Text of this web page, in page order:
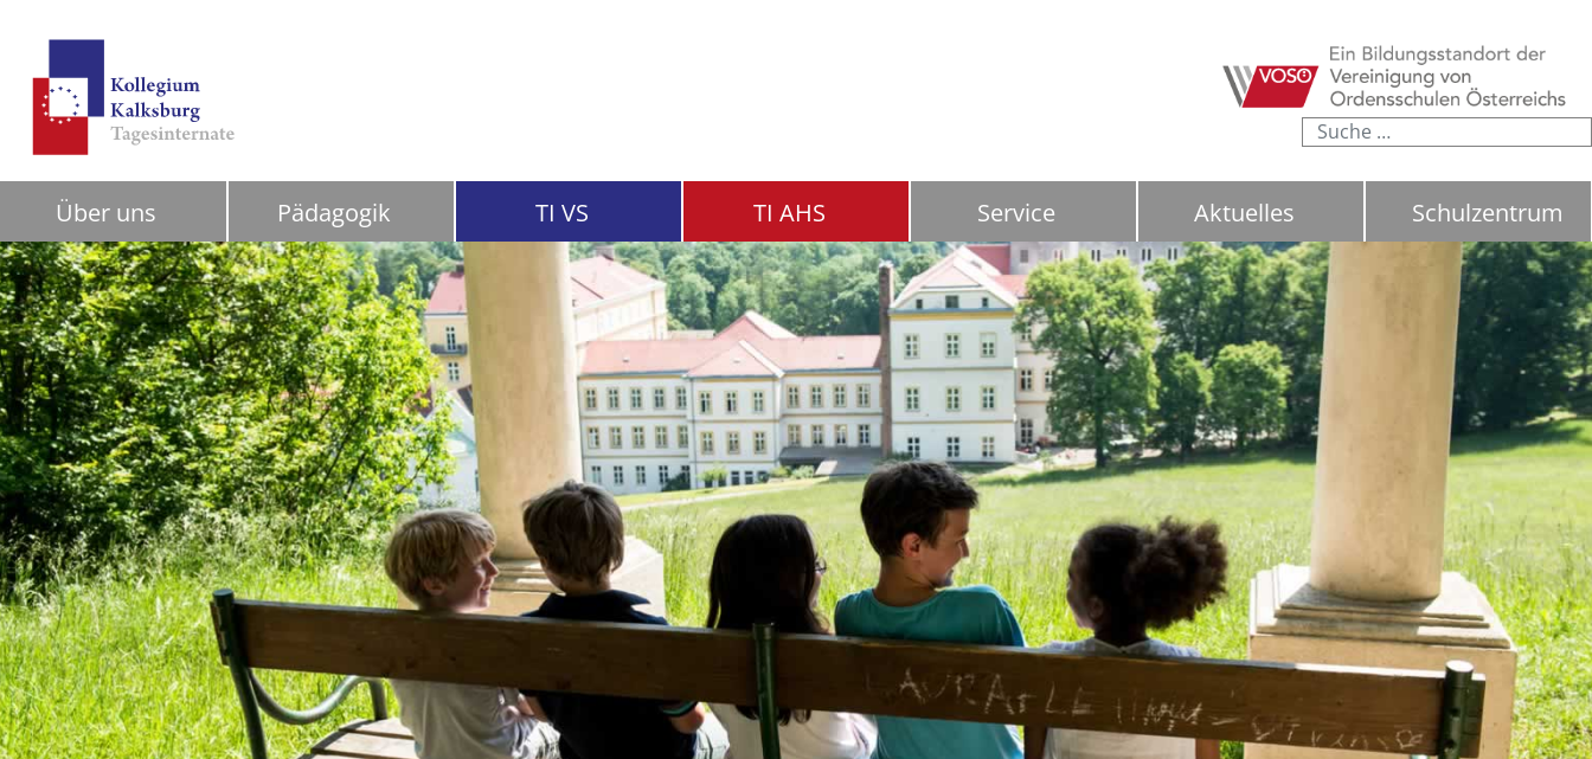
Suchen
Über uns Pädagogik TI VS TI AHS Service Aktuelles Schulzentrum